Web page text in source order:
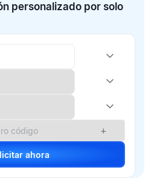
personalizado por solo
+
Solicitar ahora